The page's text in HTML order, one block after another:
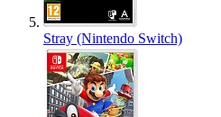
Stray (Nintendo Switch)